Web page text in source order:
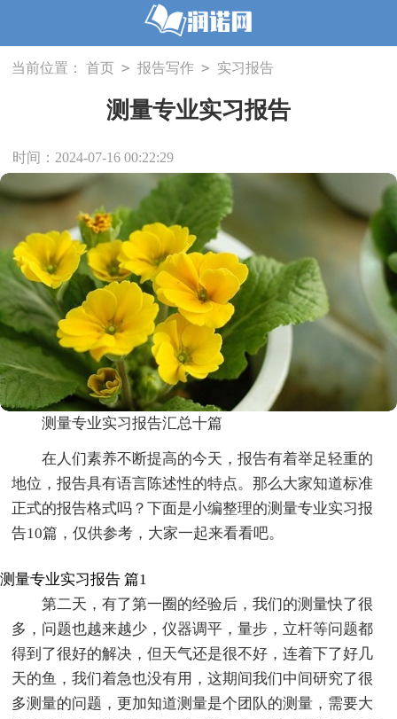
当前位置： 首页 > 报告写作 > 实习报告
测量专业实习报告
时间：2024-07-16 00:22:29
测量专业实习报告汇总十篇
在人们素养不断提高的今天，报告有着举足轻重的
地位，报告具有语言陈述性的特点。那么大家知道标准
正式的报告格式吗？下面是小编整理的测量专业实习报
告10篇，仅供参考，大家一起来看看吧。
测量专业实习报告 篇1
第二天，有了第一圈的经验后，我们的测量快了很
多，问题也越来越少，仪器调平，量步，立杆等问题都
得到了很好的解决，但天气还是很不好，连着下了好几
天的鱼，我们着急也没有用，这期间我们中间研究了很
多测量的问题，更加知道测量是个团队的测量，需要大